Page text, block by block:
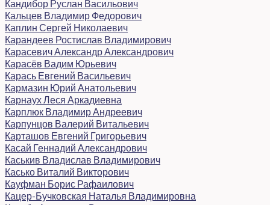
Кандибор Руслан Васильович
Кальцев Владимир Федорович
Каплин Сергей Николаевич
Карандеев Ростислав Владимирович
Карасевич Александр Александрович
Карасёв Вадим Юрьевич
Карась Евгений Васильевич
Кармазин Юрий Анатольевич
Карнаух Леся Аркадиевна
Карплюк Владимир Андреевич
Карпунцов Валерий Витальевич
Карташов Евгений Григорьевич
Касай Геннадий Александрович
Каськив Владислав Владимирович
Касько Виталий Викторович
Кауфман Борис Рафаилович
Кацер-Бучковская Наталья Владимировна